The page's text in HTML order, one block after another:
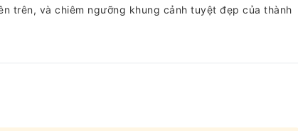
trên, và chiêm ngưỡng khung cảnh tuyệt đẹp của thành